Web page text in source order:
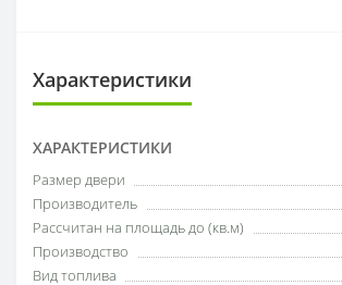
Характеристики
ХАРАКТЕРИСТИКИ
Размер двери
Производитель
Рассчитан на площадь до (кв.м)
Производство
Вид топлива